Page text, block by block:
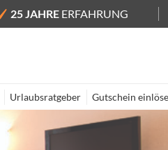
25 JAHREERFAHRUNG
Urlaubsratgeber Gutschein